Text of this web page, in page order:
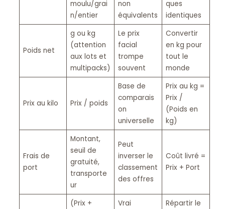
moulu/grai
n/entier
non
équivalents
ques
identiques
Poids net
g ou kg
(attention
aux lots et
multipacks)
Le prix
facial
trompe
souvent
Convertir
en kg pour
tout le
monde
Prix au kilo Prix / poids
Base de
comparais
on
universelle
Prix au kg =
Prix /
(Poids en
kg)
Frais de
port
Montant,
seuil de
gratuité,
transporte
ur
Peut
inverser le
classement
des offres
Coût livré =
Prix + Port
(Prix +
Vrai
Répartir le